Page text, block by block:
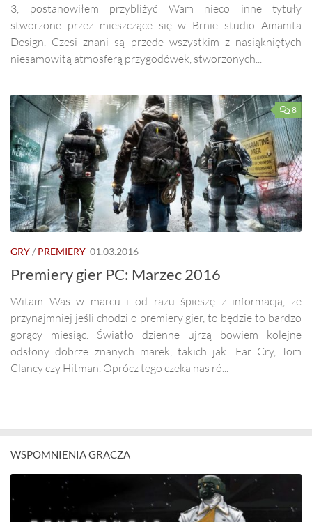
3, postanowiłem przybliżyć Wam nieco inne tytuły
stworzone przez mieszczące się w Brnie studio Amanita
Design. Czesi znani są przede wszystkim z nasiąkniętych
niesamowitą atmosferą przygodówek, stworzonych...
8
GRY/ PREMIERY 01.03.2016
Premiery gier PC: Marzec 2016
Witam Was w marcu i od razu śpieszę z informacją, że
przynajmniej jeśli chodzi o premiery gier, to będzie to bardzo
gorący miesiąc. Światło dzienne ujrzą bowiem kolejne
odsłony dobrze znanych marek, takich jak: Far Cry, Tom
Clancy czy Hitman. Oprócz tego czeka nas ró...
WSPOMNIENIA GRACZA